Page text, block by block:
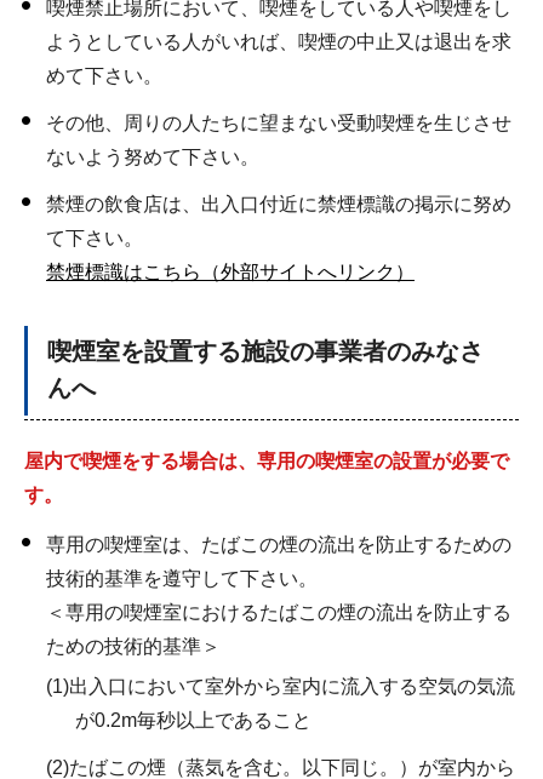
喫煙禁止場所において、喫煙をしている人や喫煙をし
ようとしている人がいれば、喫煙の中止又は退出を求
めて下さい。
その他、周りの人たちに望まない受動喫煙を生じさせ
ないよう努めて下さい。
禁煙の飲食店は、出入口付近に禁煙標識の掲示に努め
て下さい。
禁煙標識はこちら（外部サイトへリンク）
喫煙室を設置する施設の事業者のみなさ
んへ
屋内で喫煙をする場合は、専用の喫煙室の設置が必要で
す。
専用の喫煙室は、たばこの煙の流出を防止するための
技術的基準を遵守して下さい。
＜専用の喫煙室におけるたばこの煙の流出を防止する
ための技術的基準＞
(1)出入口において室外から室内に流入する空気の気流
が0.2m毎秒以上であること
(2)たばこの煙（蒸気を含む。以下同じ。）が室内から